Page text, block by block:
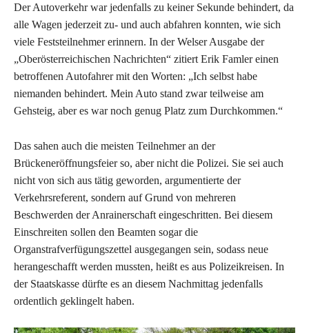
Der Autoverkehr war jedenfalls zu keiner Sekunde behindert, da
alle Wagen jederzeit zu- und auch abfahren konnten, wie sich
viele Feststeilnehmer erinnern. In der Welser Ausgabe der
„Oberösterreichischen Nachrichten“ zitiert Erik Famler einen
betroffenen Autofahrer mit den Worten: „Ich selbst habe
niemanden behindert. Mein Auto stand zwar teilweise am
Gehsteig, aber es war noch genug Platz zum Durchkommen.“
Das sahen auch die meisten Teilnehmer an der
Brückeneröffnungsfeier so, aber nicht die Polizei. Sie sei auch
nicht von sich aus tätig geworden, argumentierte der
Verkehrsreferent, sondern auf Grund von mehreren
Beschwerden der Anrainerschaft eingeschritten. Bei diesem
Einschreiten sollen den Beamten sogar die
Organstrafverfügungszettel ausgegangen sein, sodass neue
herangeschafft werden mussten, heißt es aus Polizeikreisen. In
der Staatskasse dürfte es an diesem Nachmittag jedenfalls
ordentlich geklingelt haben.